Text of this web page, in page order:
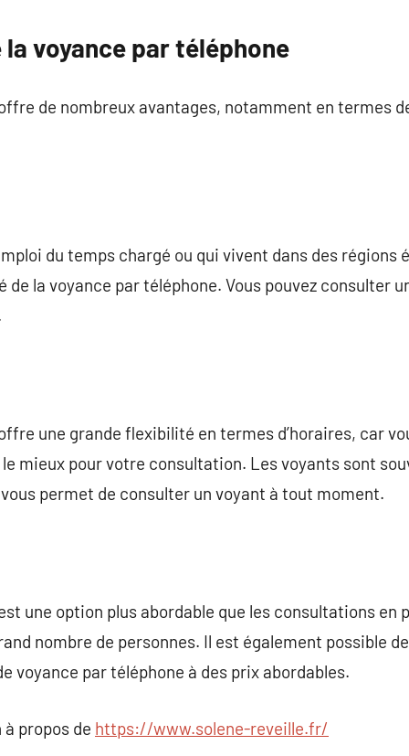
voyance par téléphone
de nombreux avantages, notamment en termes
du temps chargé ou qui vivent dans des régions
la voyance par téléphone. Vous pouvez consulter
une grande flexibilité en termes d’horaires, car
mieux pour votre consultation. Les voyants sont
permet de consulter un voyant à tout moment.
une option plus abordable que les consultations en
nombre de personnes. Il est également possible
voyance par téléphone à des prix abordables.
propos de https://www.solene-reveille.fr/